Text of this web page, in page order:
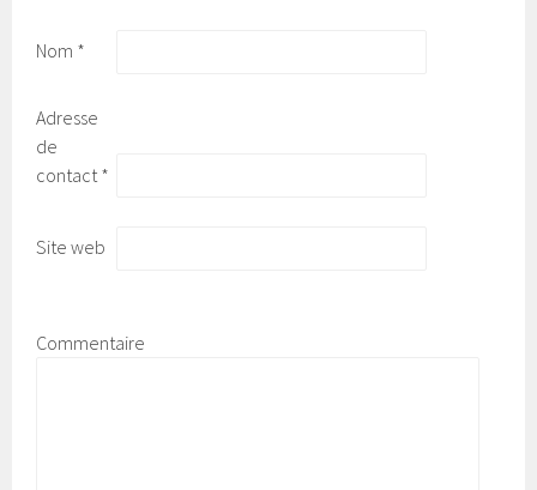
Nom *
Adresse
de
contact *
Site web
Commentaire